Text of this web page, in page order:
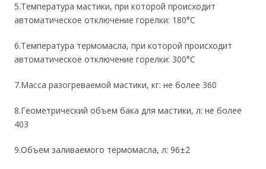
5.Температура мастики, при которой происходит
автоматическое отключение горелки: 180°C
6.Температура термомасла, при которой происходит
автоматическое отключение горелки: 300°C
7.Масса разогреваемой мастики, кг: не более 360
8.Геометрический объем бака для мастики, л: не более
403
9.Объем заливаемого термомасла, л: 96±2